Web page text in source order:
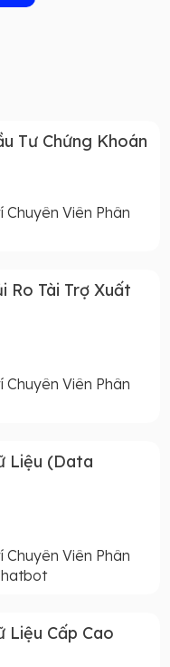
Tư Chứng Khoán
Viên Phân
Ro Tài Trợ Xuất
Viên Phân
Liệu (Data
Viên Phân
Liệu Cấp Cao